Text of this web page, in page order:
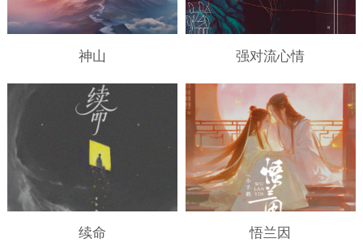
神山 强对流心情
续命 悟兰因